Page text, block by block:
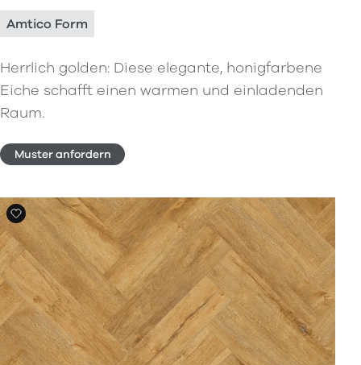
Amtico Form
Herrlich golden: Diese elegante, honigfarbene
Eiche schafft einen warmen und einladenden
Raum.
Muster anfordern